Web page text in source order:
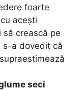
foarte
acești
crească pe
s-a dovedit că
seci